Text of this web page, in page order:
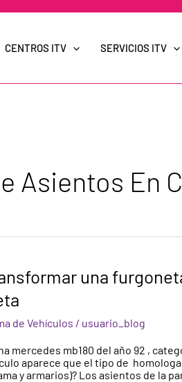
CENTROS ITV SERVICIOS ITV
Asientos En
una
de Vehículos / usuario_blog
mercedes mb180 del año 92 ,
aparece que el tipo de
y armarios)? Los asientos de la